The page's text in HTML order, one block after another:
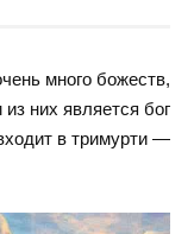
много божеств,
них является бог
в тримурти —